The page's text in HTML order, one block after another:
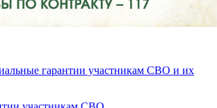
гарантии участникам СВО и их